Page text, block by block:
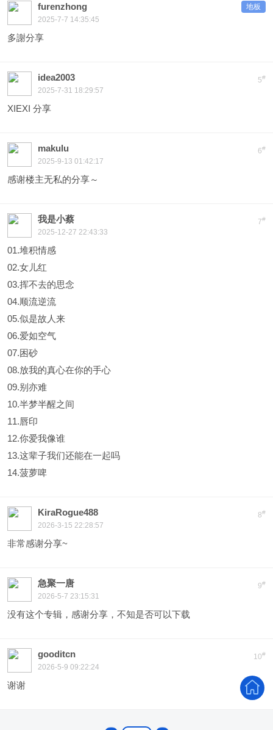
地板
furenzhong
2025-7-7 14:35:45
多謝分享
5#
idea2003
2025-7-31 18:29:57
XIEXI 分享
6#
makulu
2025-9-13 01:42:17
感谢楼主无私的分享～
7#
我是小蔡
2025-12-27 22:43:33
01.堆积情感
02.女儿红
03.挥不去的思念
04.顺流逆流
05.似是故人来
06.爱如空气
07.困砂
08.放我的真心在你的手心
09.别亦难
10.半梦半醒之间
11.唇印
12.你爱我像谁
13.这辈子我们还能在一起吗
14.菠萝啤
8#
KiraRogue488
2026-3-15 22:28:57
非常感谢分享~
9#
急聚一唐
2026-5-7 23:15:31
没有这个专辑，感谢分享，不知是否可以下载
10#
gooditcn
2026-5-9 09:22:24
谢谢